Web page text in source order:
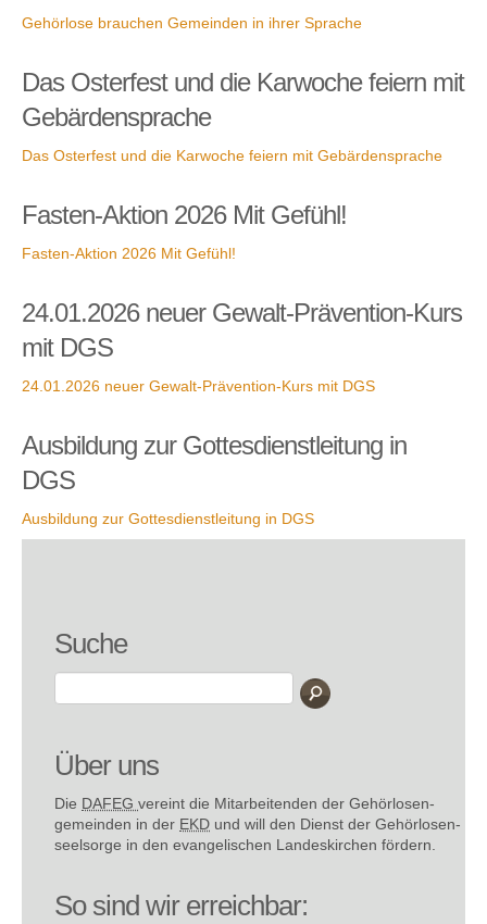
Gehörlose brauchen Gemeinden in ihrer Sprache
Das Osterfest und die Karwoche feiern mit
Gebärdensprache
Das Osterfest und die Karwoche feiern mit Gebärdensprache
Fasten-Aktion 2026 Mit Gefühl!
Fasten-Aktion 2026 Mit Gefühl!
24.01.2026 neuer Gewalt-Prävention-Kurs
mit DGS
24.01.2026 neuer Gewalt-Prävention-Kurs mit DGS
Ausbildung zur Gottesdienstleitung in
DGS
Ausbildung zur Gottesdienstleitung in DGS
Suche
Über uns
Die DAFEG vereint die Mitarbeitenden der Gehör­losen­
gemeinden in der EKD und will den Dienst der Gehör­losen­
seel­sorge in den evange­lischen Landes­kirchen fördern.
So sind wir erreichbar: